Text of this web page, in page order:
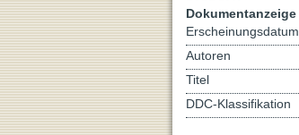
Dokumentanzeige
Erscheinungsdatum
Autoren
Titel
DDC-Klassifikation